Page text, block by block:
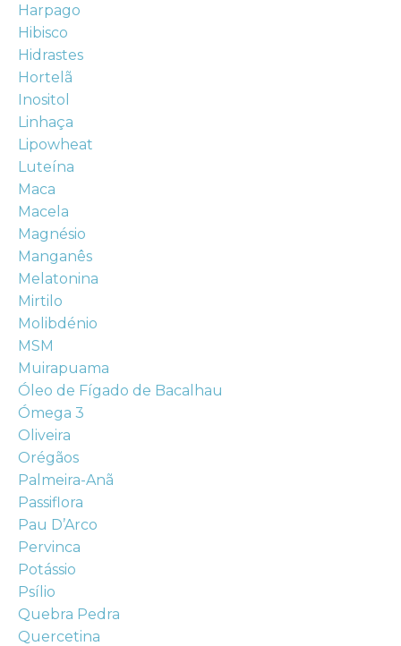
Harpago
Hibisco
Hidrastes
Hortelã
Inositol
Linhaça
Lipowheat
Luteína
Maca
Macela
Magnésio
Manganês
Melatonina
Mirtilo
Molibdénio
MSM
Muirapuama
Óleo de Fígado de Bacalhau
Ómega 3
Oliveira
Orégãos
Palmeira-Anã
Passiflora
Pau D’Arco
Pervinca
Potássio
Psílio
Quebra Pedra
Quercetina